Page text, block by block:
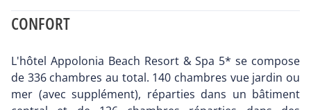
CONFORT
L'hôtel Appolonia Beach Resort & Spa 5* se compose
de 336 chambres au total. 140 chambres vue jardin ou
mer (avec supplément), réparties dans un bâtiment